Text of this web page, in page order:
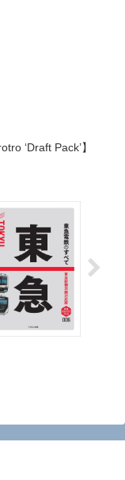
‘Draft Pack’】